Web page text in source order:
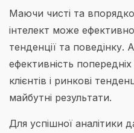
Маючи чисті та
інтелект може
тенденції та поведінку.
ефективність
клієнтів і ринкові
майбутні результати.
Для успішної аналітики